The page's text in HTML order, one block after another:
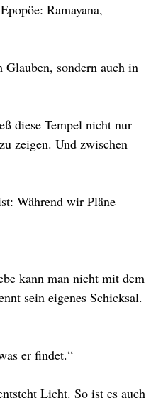
Ramayana,
Glauben, sondern auch in
diese Tempel nicht nur
zeigen. Und zwischen
Während wir Pläne
kann man nicht mit dem
sein eigenes Schicksal.
er findet.“
Licht. So ist es auch